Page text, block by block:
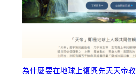
為什麼要在地球上復興先天天帝教